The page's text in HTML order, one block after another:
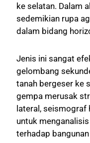
ke selatan. Dalam
sedemikian rupa
dalam bidang
Jenis ini sangat
gelombang
tanah bergeser ke
gempa merusak
lateral, seismograf
untuk
terhadap